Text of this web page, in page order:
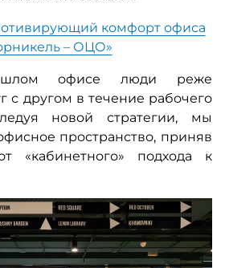
комфорт офиса
– ОЦО»
офисе люди реже
с другом в течение рабочего
новой стратегии, мы
пространство, приняв
«кабинетного» подхода к